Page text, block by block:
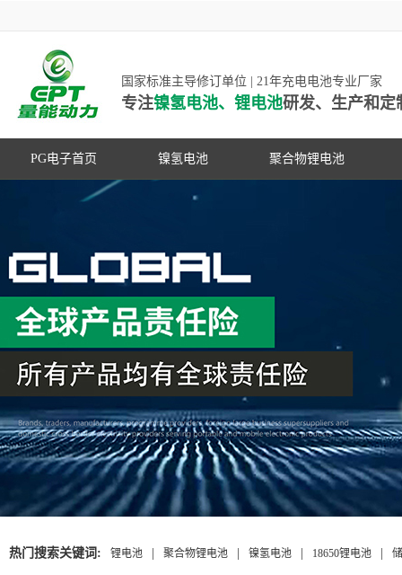
国家标准主导修订单位 | 21年充电电池专业厂家
专注镍氢电池、锂电池研发、生产和定
PG电子首页 镍氢电池 聚合物锂电池
高容量镍氢电池
超低自放电镍氢电池
动力镍氢电池
常规镍氢电池
PG游戏官网是镍氢电池国家标准主导
修订单位，并参与多项锂电池行业国
家标准的制定
热门搜索关键词: 锂电池 聚合物锂电池 镍氢电池 18650锂电池